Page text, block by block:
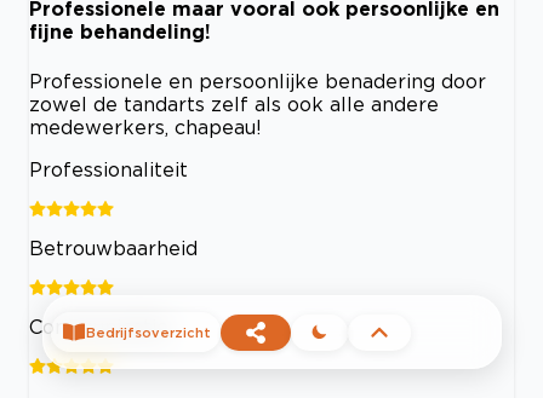
Professionele maar vooral ook persoonlijke en
fijne behandeling!
Professionele en persoonlijke benadering door
zowel de tandarts zelf als ook alle andere
medewerkers, chapeau!
Professionaliteit
Betrouwbaarheid
Communicatie
Bedrijfsoverzicht